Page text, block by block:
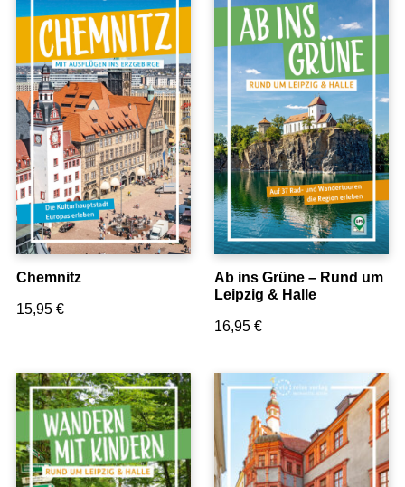
Nordwestdeutschland
Mitteldeutschland
Nordrhein-Westfalen
Hessen & Rheinland-Pfalz
Süddeutschland
Europa
Polen
Spanien
VERLAG
Über uns
Unser Team
Handel
NEWS & TIPPS
News
Tipps zum nachhaltigen Reisen
Chemnitz
15,95 €
Ab ins Grüne – Rund um
Leipzig & Halle
16,95€